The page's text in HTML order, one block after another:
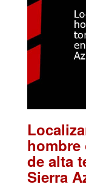
hombre
de alta
Sierra